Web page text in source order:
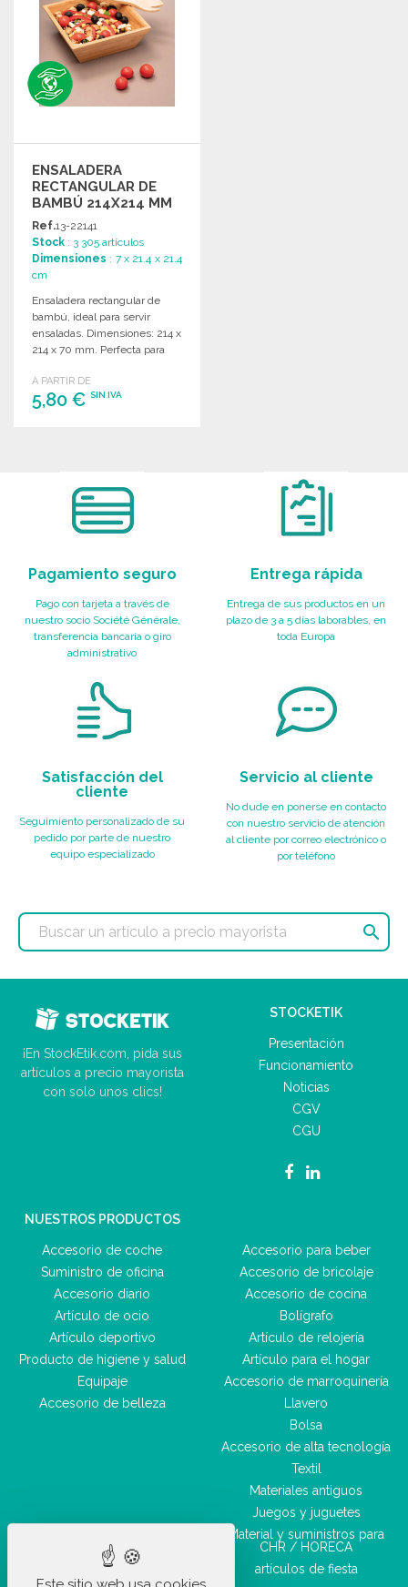
ENSALADERA
RECTANGULAR DE
BAMBÚ 214X214 MM
A PRECIOS DE
MAYORISTA
Ref.13-22141
Stock : 3 305 artículos
Dimensiones : 7 x 21.4 x 21.4
cm
Ensaladera rectangular de
bambú, ideal para servir
ensaladas. Dimensiones: 214 x
214 x 70 mm. Perfecta para
A PARTIR DE
5,80 € SIN IVA
Pagamiento seguro
Pago con tarjeta a través de
nuestro socio Société Générale,
transferencia bancaria o giro
administrativo
Entrega rápida
Entrega de sus productos en un
plazo de 3 a 5 días laborables, en
toda Europa
Satisfacción del
cliente
Seguimiento personalizado de su
pedido por parte de nuestro
equipo especializado
Servicio al cliente
No dude en ponerse en contacto
con nuestro servicio de atención
al cliente por correo electrónico o
por teléfono

¡En StockEtik.com, pida sus
artículos a precio mayorista
con solo unos clics!
STOCKETIK
Presentación
Funcionamiento
Noticias
CGV
CGU
NUESTROS PRODUCTOS
Accesorio de coche
Suministro de oficina
Accesorio diario
Artículo de ocio
Artículo deportivo
Producto de higiene y salud
Equipaje
Accesorio de belleza
Accesorio para beber
Accesorio de bricolaje
Accesorio de cocina
Bolígrafo
Artículo de relojería
Artículo para el hogar
Accesorio de marroquinería
Llavero
Bolsa
Accesorio de alta tecnología
Textil
Materiales antiguos
Juegos y juguetes
Material y suministros para
CHR / HORECA
artículos de fiesta